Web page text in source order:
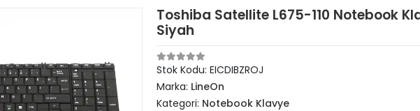
Toshiba Satellite L675-110 Notebook
Siyah
Stok Kodu: EICDIBZROJ
Marka: LineOn
Kategori: Notebook Klavye